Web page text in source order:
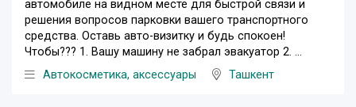
автомобиле на видном месте для быстрой связи и
решения вопросов парковки вашего транспортного
средства. Оставь авто-визитку и будь спокоен!
Чтобы??? 1. Вашу машину не забрал эвакуатор 2. ...
Автокосметика, аксессуары
Ташкент